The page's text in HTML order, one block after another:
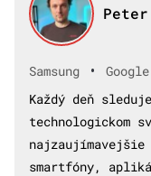
Peter
Samsung • Google
Každý deň
technologickom
najzaujímavejšie
smartfóny,